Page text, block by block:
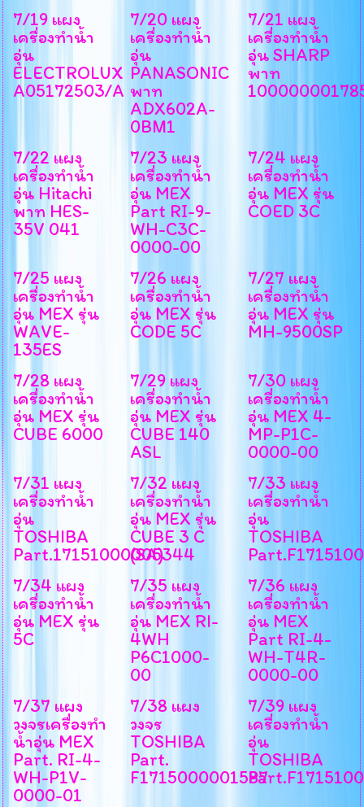
7/19 แผง
เครื่องทำน้ำ
อุ่น
ELECTROLUX
A05172503/A
7/20 แผง
เครื่องทำน้ำ
อุ่น
PANASONIC
พาท
ADX602A-
0BM1
7/21 แผง
เครื่องทำน้ำ
อุ่น SHARP
พาท
7/22 แผง
เครื่องทำน้ำ
อุ่น Hitachi
พาท HES-
35V 041
7/23 แผง
เครื่องทำน้ำ
อุ่น MEX
Part RI-9-
WH-C3C-
0000-00
7/24 แผง
เครื่องทำน้ำ
อุ่น MEX รุ่น
COED 3C
7/25 แผง
เครื่องทำน้ำ
อุ่น MEX รุ่น
WAVE-
135ES
7/26 แผง
เครื่องทำน้ำ
อุ่น MEX รุ่น
CODE 5C
7/27 แผง
เครื่องทำน้ำ
อุ่น MEX รุ่น
MH-9500SP
7/28 แผง
เครื่องทำน้ำ
อุ่น MEX รุ่น
CUBE 6000
7/29 แผง
เครื่องทำน้ำ
อุ่น MEX รุ่น
CUBE 140
ASL
7/30 แผง
เครื่องทำน้ำ
อุ่น MEX 4-
MP-P1C-
0000-00
7/31 แผง
เครื่องทำน้ำ
อุ่น
TOSHIBA
Part.17151000005344
7/32 แผง
เครื่องทำน้ำ
อุ่น MEX รุ่น
CUBE 3 C
(SA)
7/33 แผง
เครื่องทำน้ำ
อุ่น
TOSHIBA
7/34 แผง
เครื่องทำน้ำ
อุ่น MEX รุ่น
5C
7/35 แผง
เครื่องทำน้ำ
อุ่น MEX RI-
4WH
P6C1000-
00
7/36 แผง
เครื่องทำน้ำ
อุ่น MEX
Part RI-4-
WH-T4R-
0000-00
7/37 แผง
วงจรเครื่องทำ
น้ำอุ่น MEX
Part. RI-4-
WH-P1V-
0000-01
7/38 แผง
วงจร
TOSHIBA
Part.
F1715000001587
7/39 แผง
เครื่องทำน้ำ
อุ่น
TOSHIBA